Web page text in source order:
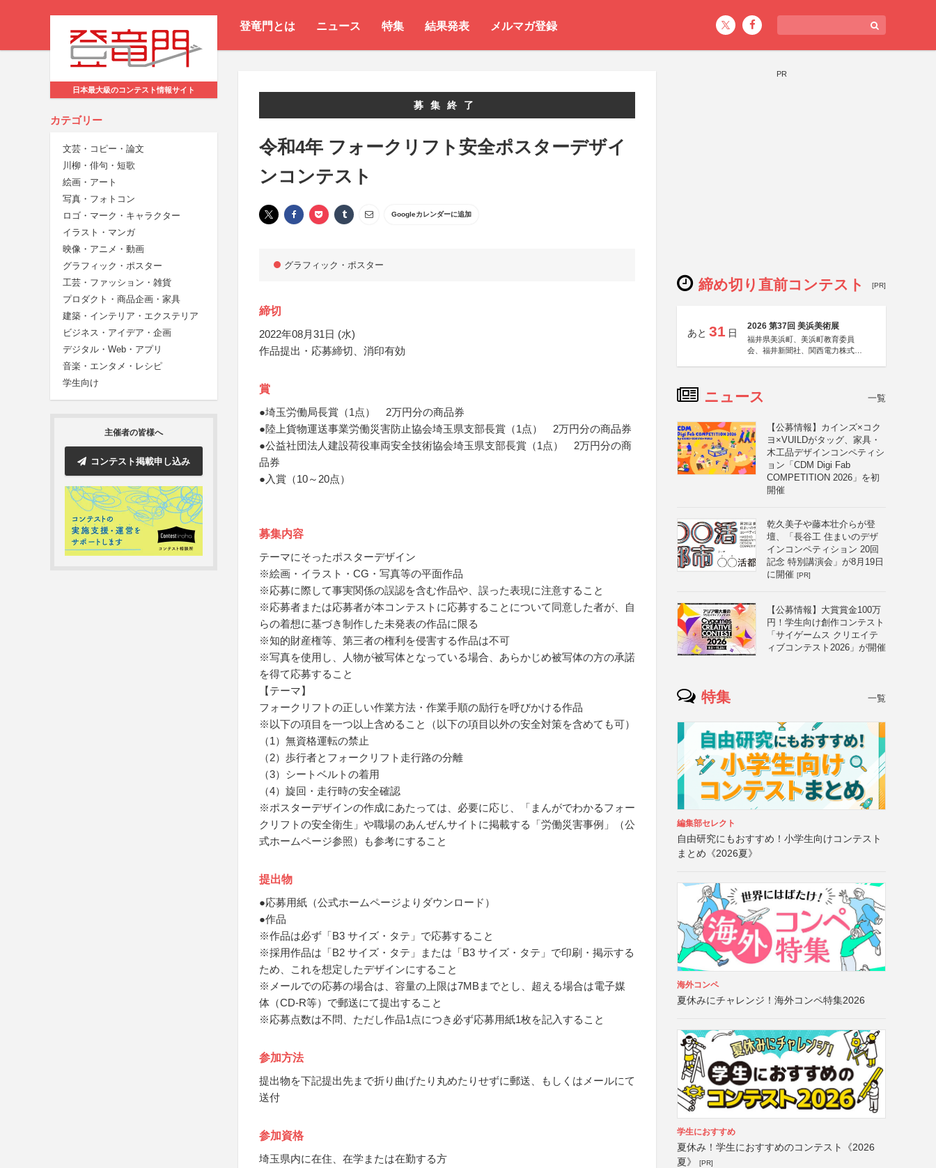
登竜門とは ニュース 特集 結果発表 メルマガ登録
日本最大級のコンテスト情報サイト
カテゴリー
文芸・コピー・論文
川柳・俳句・短歌
絵画・アート
写真・フォトコン
ロゴ・マーク・キャラクター
イラスト・マンガ
映像・アニメ・動画
グラフィック・ポスター
工芸・ファッション・雑貨
プロダクト・商品企画・家具
建築・インテリア・エクステリア
ビジネス・アイデア・企画
デジタル・Web・アプリ
音楽・エンタメ・レシピ
学生向け
主催者の皆様へ
コンテスト掲載申し込み
募集終了
令和4年 フォークリフト安全ポスターデザイ
ンコンテスト
Googleカレンダーに追加
グラフィック・ポスター
締切
2022年08月31日 (水)
作品提出・応募締切、消印有効
賞
●埼玉労働局長賞（1点） 2万円分の商品券
●陸上貨物運送事業労働災害防止協会埼玉県支部長賞（1点） 2万円分の商品券
●公益社団法人建設荷役車両安全技術協会埼玉県支部長賞（1点） 2万円分の商
品券
●入賞（10～20点）
募集内容
テーマにそったポスターデザイン
※絵画・イラスト・CG・写真等の平面作品
※応募に際して事実関係の誤認を含む作品や、誤った表現に注意すること
※応募者または応募者が本コンテストに応募することについて同意した者が、自
らの着想に基づき制作した未発表の作品に限る
※知的財産権等、第三者の権利を侵害する作品は不可
※写真を使用し、人物が被写体となっている場合、あらかじめ被写体の方の承諾
を得て応募すること
【テーマ】
フォークリフトの正しい作業方法・作業手順の励行を呼びかける作品
※以下の項目を一つ以上含めること（以下の項目以外の安全対策を含めても可）
（1）無資格運転の禁止
（2）歩行者とフォークリフト走行路の分離
（3）シートベルトの着用
（4）旋回・走行時の安全確認
※ポスターデザインの作成にあたっては、必要に応じ、「まんがでわかるフォー
クリフトの安全衛生」や職場のあんぜんサイトに掲載する「労働災害事例」（公
式ホームページ参照）も参考にすること
提出物
●応募用紙（公式ホームページよりダウンロード）
●作品
※作品は必ず「B3 サイズ・タテ」で応募すること
※採用作品は「B2 サイズ・タテ」または「B3 サイズ・タテ」で印刷・掲示する
ため、これを想定したデザインにすること
※メールでの応募の場合は、容量の上限は7MBまでとし、超える場合は電子媒
体（CD-R等）で郵送にて提出すること
※応募点数は不問、ただし作品1点につき必ず応募用紙1枚を記入すること
参加方法
提出物を下記提出先まで折り曲げたり丸めたりせずに郵送、もしくはメールにて
送付
参加資格
埼玉県内に在住、在学または在勤する方
PR
締め切り直前コンテスト [PR]
あと 31 日
2026 第37回 美浜美術展
福井県美浜町、美浜町教育委員
会、福井新聞社、関西電力株式会
ニュース 一覧
【公募情報】カインズ×コク
ヨ×VUILDがタッグ、家具・
木工品デザインコンペティシ
ョン「CDM Digi Fab
COMPETITION 2026」を初
開催
乾久美子や藤本壮介らが登
壇、「長谷工 住まいのデザ
インコンペティション 20回
記念 特別講演会」が8月19日
に開催 [PR]
【公募情報】大賞賞金100万
円！学生向け創作コンテスト
「サイゲームス クリエイテ
ィブコンテスト2026」が開催
特集 一覧
編集部セレクト
自由研究にもおすすめ！小学生向けコンテスト
まとめ《2026夏》
海外コンペ
夏休みにチャレンジ！海外コンペ特集2026
学生におすすめ
夏休み！学生におすすめのコンテスト《2026
夏》
[PR]